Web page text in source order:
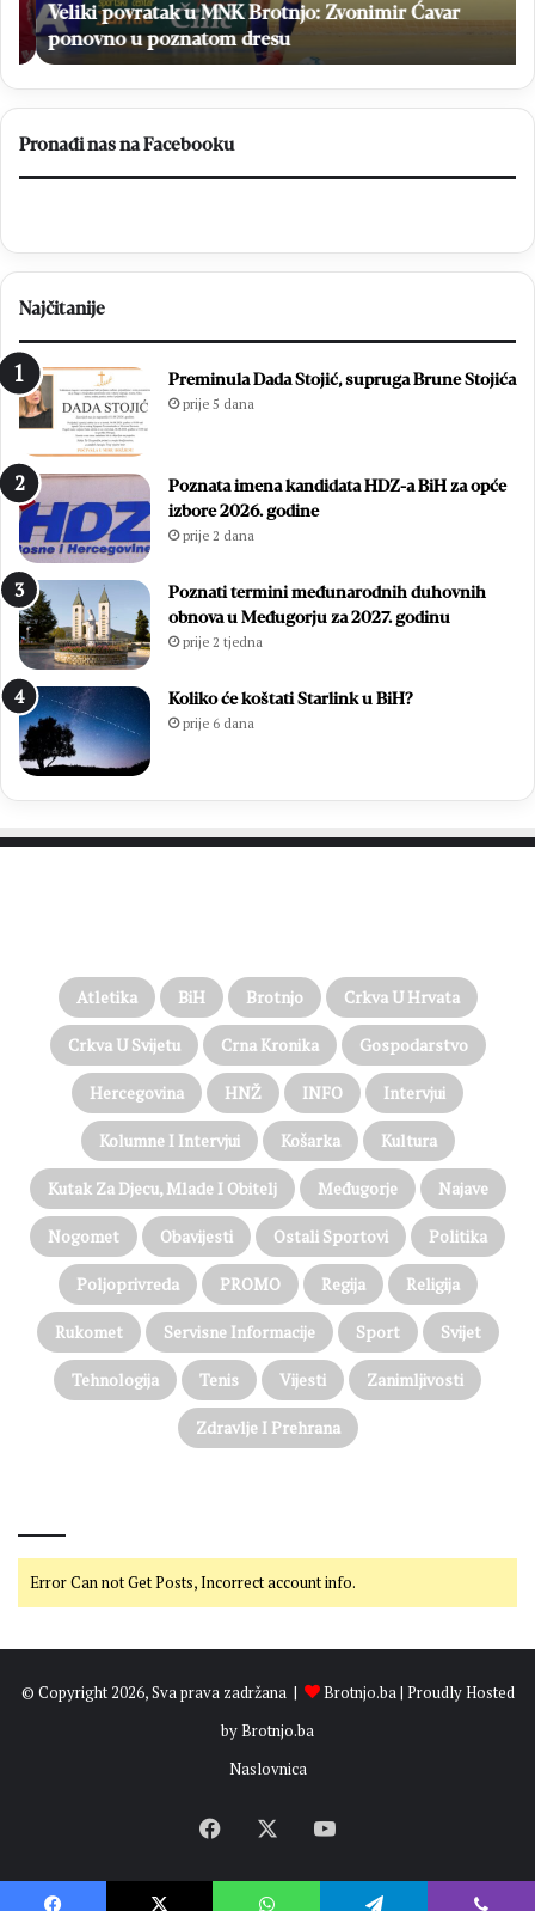
poznatom
dresu
Veliki povratak u MNK Brotnjo: Zvonimir Ćavar
ponovno u poznatom dresu
Pronađi nas na Facebooku
Najčitanije
Preminula Dada Stojić, supruga Brune Stojića
prije 5 dana
Poznata imena kandidata HDZ-a BiH za opće
izbore 2026. godine
prije 2 dana
Poznati termini međunarodnih duhovnih
obnova u Međugorju za 2027. godinu
prije 2 tjedna
Koliko će koštati Starlink u BiH?
prije 6 dana
Atletika BiH Brotnjo Crkva U Hrvata
Crkva U Svijetu Crna Kronika Gospodarstvo
Hercegovina HNŽ INFO Intervjui
Kolumne I Intervjui Košarka Kultura
Kutak Za Djecu, Mlade I Obitelj Međugorje Najave
Nogomet Obavijesti Ostali Sportovi Politika
Poljoprivreda PROMO Regija Religija
Rukomet Servisne Informacije Sport Svijet
Tehnologija Tenis Vijesti Zanimljivosti
Zdravlje I Prehrana
Error Can not Get Posts, Incorrect account info.
© Copyright 2026, Sva prava zadržana | Brotnjo.ba| Proudly Hosted
byBrotnjo.ba
Naslovnica
Facebook YouTube